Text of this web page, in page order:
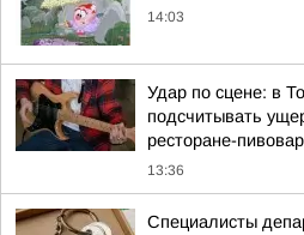
14:03
Удар по сцене: в
подсчитывать
ресторане-
13:36
Специалисты